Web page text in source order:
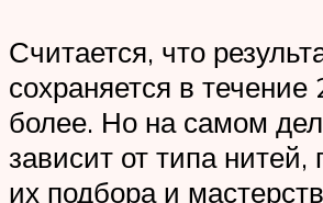
Считается, что
сохраняется в течение
более. Но на самом
зависит от типа нитей,
их подбора и